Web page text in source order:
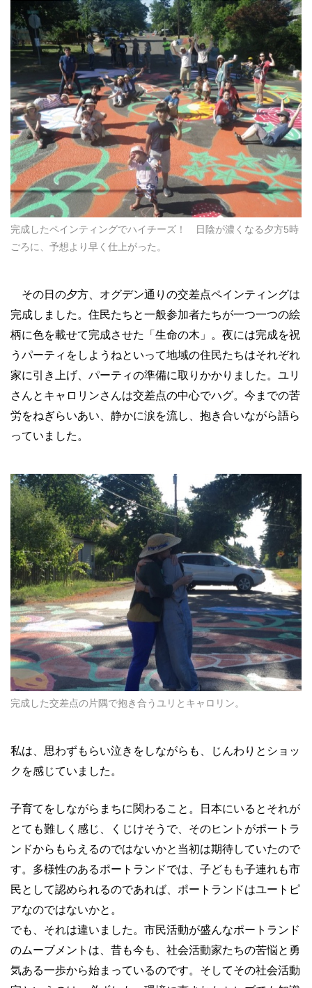
完成したペインティングでハイチーズ！ 日陰が濃くなる夕方5時
ごろに、予想より早く仕上がった。
その日の夕方、オグデン通りの交差点ペインティングは
完成しました。住民たちと一般参加者たちが一つ一つの絵
柄に色を載せて完成させた「生命の木」。夜には完成を祝
うパーティをしようねといって地域の住民たちはそれぞれ
家に引き上げ、パーティの準備に取りかかりました。ユリ
さんとキャロリンさんは交差点の中心でハグ。今までの苦
労をねぎらいあい、静かに涙を流し、抱き合いながら語ら
っていました。
完成した交差点の片隅で抱き合うユリとキャロリン。
私は、思わずもらい泣きをしながらも、じんわりとショッ
クを感じていました。
子育てをしながらまちに関わること。日本にいるとそれが
とても難しく感じ、くじけそうで、そのヒントがポートラ
ンドからもらえるのではないかと当初は期待していたので
す。多様性のあるポートランドでは、子どもも子連れも市
民として認められるのであれば、ポートランドはユートピ
アなのではないかと。
でも、それは違いました。市民活動が盛んなポートランド
のムーブメントは、昔も今も、社会活動家たちの苦悩と勇
気ある一歩から始まっているのです。そしてその社会活動